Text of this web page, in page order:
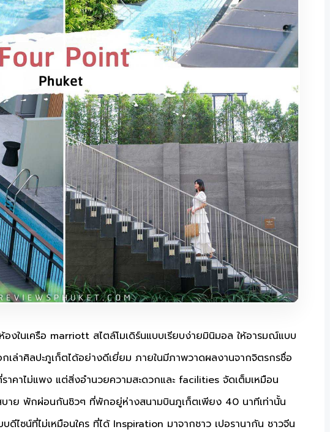
ในเครือ marriott สไตล์โมเดิร์นแบบเรียบง่ายมินิมอล ให้อารมณ์แบบ
เล่าศิลปะภูเก็ตได้อย่างดีเยี่ยม ภายในมีภาพวาดผลงานจากจิตรกรชื่อ
าคาไม่แพง แต่สิ่งอำนวยความสะดวกและ facilities จัดเต็มเหมือน
บาย พักผ่อนกันชิวๆ ที่พักอยู่ห่างสนามบินภูเก็ตเพียง 40 นาทีเท่านั้น
ไซน์ที่ไม่เหมือนใคร ที่ได้ Inspiration มาจากชาว เปอรานากัน ชาวจีน